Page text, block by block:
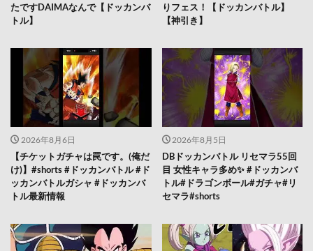
たですDAIMAなんで【ドッカンバ
トル】
りフェス！【ドッカンバトル】
【神引き】
2026年8月6日
【チケットガチャは罠です。(俺だ
け)】#shorts #ドッカンバトル #ド
ッカンバトルガシャ #ドッカンバ
トル最新情報
2026年8月5日
DBドッカンバトル リセマラ55回
目 女性キャラ多め✨️ #ドッカンバ
トル#ドラゴンボール#ガチャ#リ
セマラ#shorts